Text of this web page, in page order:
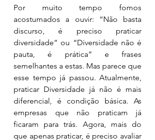
Por muito tempo fomos
acostumados a ouvir: “Não basta
discurso, é preciso praticar
diversidade” ou “Diversidade não é
pauta, é prática” e frases
semelhantes a estas. Mas parece que
esse tempo já passou. Atualmente,
praticar Diversidade já não é mais
diferencial, é condição básica. As
empresas que não praticam já
ficaram para trás. Agora, mais do
que apenas praticar, é preciso avaliar